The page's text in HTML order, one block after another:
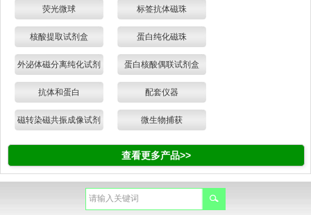
荧光微球 标签抗体磁珠
核酸提取试剂盒 蛋白纯化磁珠
外泌体磁分离纯化试剂 蛋白核酸偶联试剂盒
抗体和蛋白 配套仪器
磁转染磁共振成像试剂 微生物捕获
查看更多产品>>